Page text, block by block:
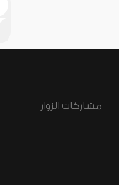
مشاركات الزوار